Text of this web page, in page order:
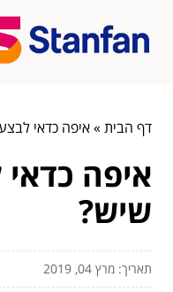
דף הבית»איפה כדאי
איפה
שיש?
תאריך: מרץ 04, 2019